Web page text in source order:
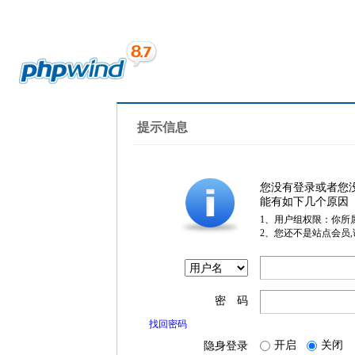
提示信息
您没有登录或者您
能有如下几个原因
1、用户组权限：你所
2、您还不是站点会员
密 码
找回密码
隐身登录 开启 关闭